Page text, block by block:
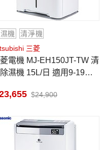
機
清淨機
三菱
MJ-EH150JT-TW 清
濕機 15L/日 適用9-19坪
24,900